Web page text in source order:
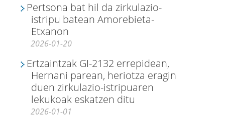
Pertsona bat hil da zirkulazio-
istripu batean Amorebieta-
Etxanon
2026-01-20
Ertzaintzak GI-2132 errepidean,
Hernani parean, heriotza eragin
duen zirkulazio-istripuaren
lekukoak eskatzen ditu
2026-01-01